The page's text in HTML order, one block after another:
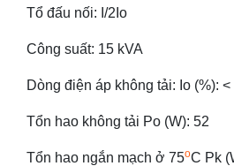
Tổ đấu nối: I/2Io
Công suất: 15 kVA
Dòng điện áp không tải: Io (%): <
Tổn hao không tải Po (W): 52
Tổn hao ngắn mạch ở 75oC Pk